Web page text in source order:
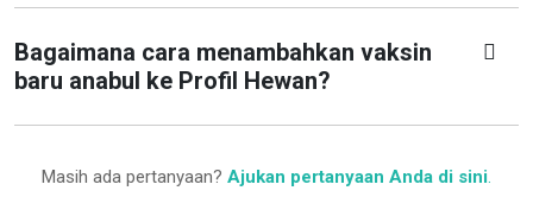
Bagaimana cara menambahkan vaksin
baru anabul ke Profil Hewan?
Masih ada pertanyaan? Ajukan pertanyaan Anda di sini.